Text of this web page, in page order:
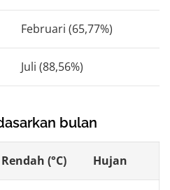
Februari (65,77%)
Juli (88,56%)
bulan
(°C) Hujan